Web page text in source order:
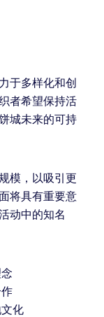
于多样化和创
者希望保持活
城未来的可持
模，以吸引更
将具有重要意
动中的知名
化